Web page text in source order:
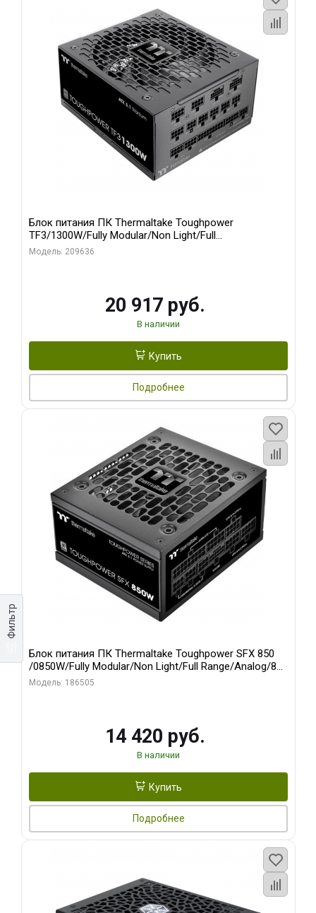
Фильтр
Блок питания ПК Thermaltake Toughpower
TF3/1300W/Fully Modular/Non Light/Full
Range/Analog/80 Plus Titanium/EU/100% JP CAP/All F
Модель: 209636
20 917 руб.
В наличии
Купить
Подробнее
Блок питания ПК Thermaltake Toughpower SFX 850
/0850W/Fully Modular/Non Light/Full Range/Analog/80
Plus Platinum/EU/100% JP CAP/All Flat Cables/Gen 5
Модель: 186505
14 420 руб.
В наличии
Купить
Подробнее